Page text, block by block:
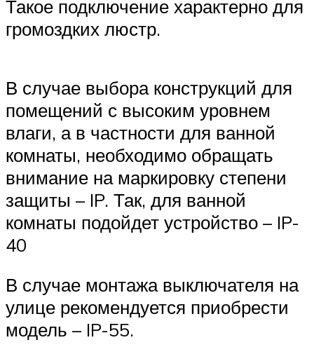
Такое подключение характерно для
громоздких люстр.
В случае выбора конструкций для
помещений с высоким уровнем
влаги, а в частности для ванной
комнаты, необходимо обращать
внимание на маркировку степени
защиты – IP. Так, для ванной
комнаты подойдет устройство – IP-
40
В случае монтажа выключателя на
улице рекомендуется приобрести
модель – IP-55.